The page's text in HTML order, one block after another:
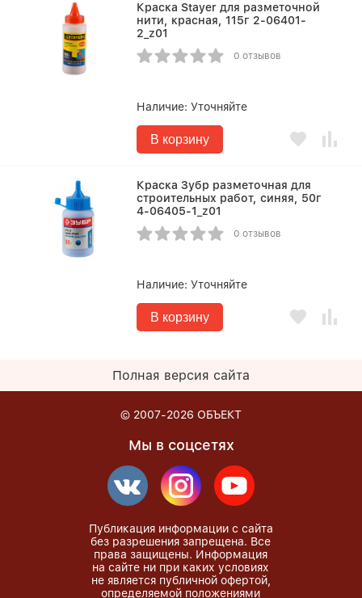
Краска Stayer для разметочной
нити, красная, 115г 2-06401-
2_z01
0 отзывов
Наличие:Уточняйте
В корзину
Краска Зубр разметочная для
строительных работ, синяя, 50г
4-06405-1_z01
0 отзывов
Наличие:Уточняйте
В корзину
Полная версия сайта
© 2007-2026 ОБЪЕКТ
Мы в соцсетях
Публикация информации с сайта
без разрешения запрещена. Все
права защищены. Информация
на сайте ни при каких условиях
не является публичной офертой,
определяемой положениями